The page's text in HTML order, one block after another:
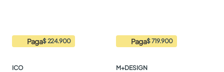
Paga$ 224.900
ICO
Paga$ 719.900
M+DESIGN